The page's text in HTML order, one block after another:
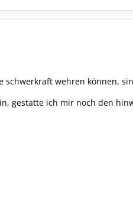
wehren können,
gestatte ich mir noch den